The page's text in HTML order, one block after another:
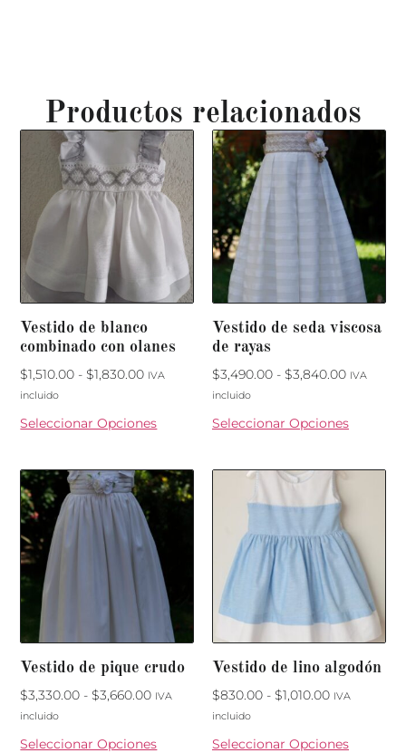
Productos relacionados
Vestido de blanco
combinado con olanes
$1,510.00 - $1,830.00 IVA
incluido
Seleccionar Opciones
Vestido de seda viscosa
de rayas
$3,490.00 - $3,840.00 IVA
incluido
Seleccionar Opciones
Vestido de pique crudo
$3,330.00 - $3,660.00 IVA
incluido
Seleccionar Opciones
Vestido de lino algodón
$830.00 - $1,010.00 IVA
incluido
Seleccionar Opciones